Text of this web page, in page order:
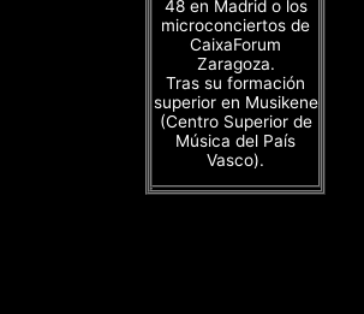
48 en Madrid o los
microconciertos de
CaixaForum
Zaragoza.
Tras su formación
superior en Musikene
(Centro Superior de
Música del País
Vasco).